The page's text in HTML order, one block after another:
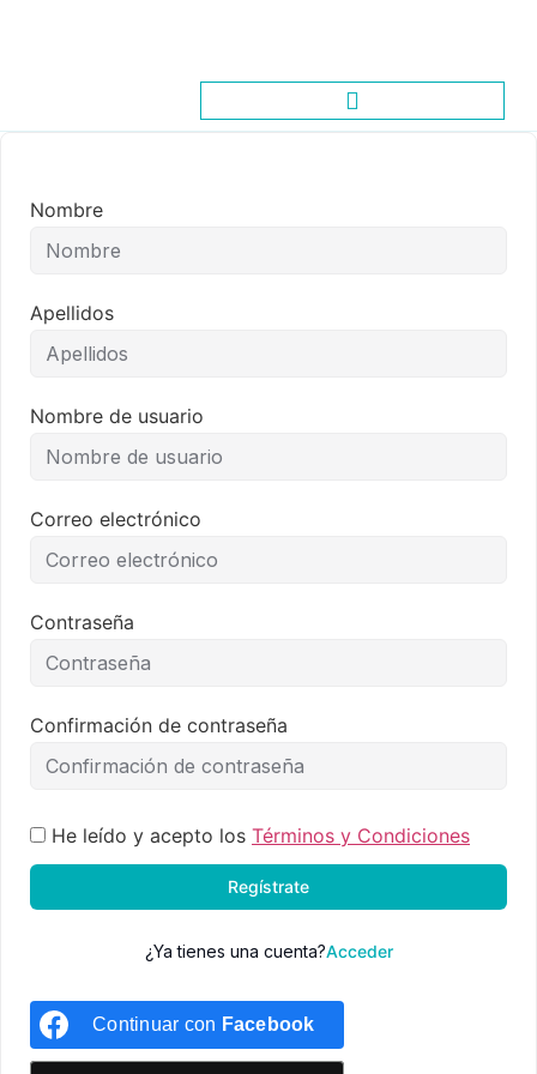
Nombre
Apellidos
Nombre de usuario
Correo electrónico
Contraseña
Confirmación de contraseña
He leído y acepto los Términos y Condiciones
Regístrate
¿Ya tienes una cuenta?Acceder
Continuar con Facebook